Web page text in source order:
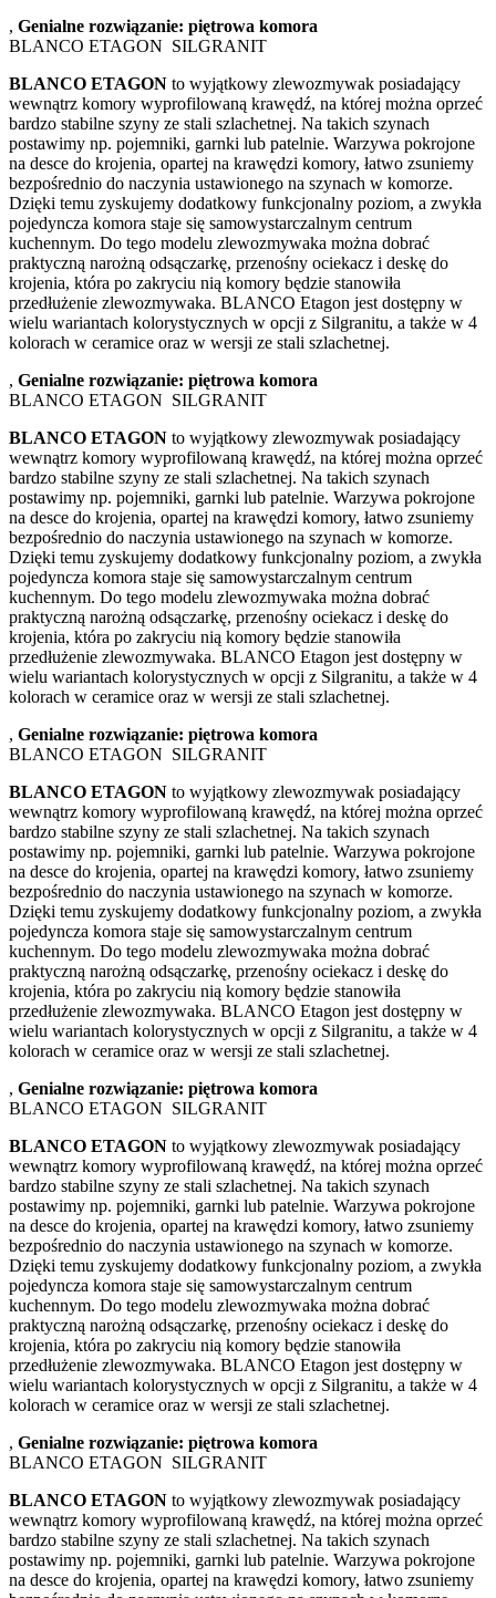
, Genialne rozwiązanie: piętrowa komora
BLANCO ETAGON SILGRANIT
BLANCO ETAGON to wyjątkowy zlewozmywak posiadający
wewnątrz komory wyprofilowaną krawędź, na której można oprzeć
bardzo stabilne szyny ze stali szlachetnej. Na takich szynach
postawimy np. pojemniki, garnki lub patelnie. Warzywa pokrojone
na desce do krojenia, opartej na krawędzi komory, łatwo zsuniemy
bezpośrednio do naczynia ustawionego na szynach w komorze.
Dzięki temu zyskujemy dodatkowy funkcjonalny poziom, a zwykła
pojedyncza komora staje się samowystarczalnym centrum
kuchennym. Do tego modelu zlewozmywaka można dobrać
praktyczną narożną odsączarkę, przenośny ociekacz i deskę do
krojenia, która po zakryciu nią komory będzie stanowiła
przedłużenie zlewozmywaka. BLANCO Etagon jest dostępny w
wielu wariantach kolorystycznych w opcji z Silgranitu, a także w 4
kolorach w ceramice oraz w wersji ze stali szlachetnej.
, Genialne rozwiązanie: piętrowa komora
BLANCO ETAGON SILGRANIT
BLANCO ETAGON to wyjątkowy zlewozmywak posiadający
wewnątrz komory wyprofilowaną krawędź, na której można oprzeć
bardzo stabilne szyny ze stali szlachetnej. Na takich szynach
postawimy np. pojemniki, garnki lub patelnie. Warzywa pokrojone
na desce do krojenia, opartej na krawędzi komory, łatwo zsuniemy
bezpośrednio do naczynia ustawionego na szynach w komorze.
Dzięki temu zyskujemy dodatkowy funkcjonalny poziom, a zwykła
pojedyncza komora staje się samowystarczalnym centrum
kuchennym. Do tego modelu zlewozmywaka można dobrać
praktyczną narożną odsączarkę, przenośny ociekacz i deskę do
krojenia, która po zakryciu nią komory będzie stanowiła
przedłużenie zlewozmywaka. BLANCO Etagon jest dostępny w
wielu wariantach kolorystycznych w opcji z Silgranitu, a także w 4
kolorach w ceramice oraz w wersji ze stali szlachetnej.
, Genialne rozwiązanie: piętrowa komora
BLANCO ETAGON SILGRANIT
BLANCO ETAGON to wyjątkowy zlewozmywak posiadający
wewnątrz komory wyprofilowaną krawędź, na której można oprzeć
bardzo stabilne szyny ze stali szlachetnej. Na takich szynach
postawimy np. pojemniki, garnki lub patelnie. Warzywa pokrojone
na desce do krojenia, opartej na krawędzi komory, łatwo zsuniemy
bezpośrednio do naczynia ustawionego na szynach w komorze.
Dzięki temu zyskujemy dodatkowy funkcjonalny poziom, a zwykła
pojedyncza komora staje się samowystarczalnym centrum
kuchennym. Do tego modelu zlewozmywaka można dobrać
praktyczną narożną odsączarkę, przenośny ociekacz i deskę do
krojenia, która po zakryciu nią komory będzie stanowiła
przedłużenie zlewozmywaka. BLANCO Etagon jest dostępny w
wielu wariantach kolorystycznych w opcji z Silgranitu, a także w 4
kolorach w ceramice oraz w wersji ze stali szlachetnej.
, Genialne rozwiązanie: piętrowa komora
BLANCO ETAGON SILGRANIT
BLANCO ETAGON to wyjątkowy zlewozmywak posiadający
wewnątrz komory wyprofilowaną krawędź, na której można oprzeć
bardzo stabilne szyny ze stali szlachetnej. Na takich szynach
postawimy np. pojemniki, garnki lub patelnie. Warzywa pokrojone
na desce do krojenia, opartej na krawędzi komory, łatwo zsuniemy
bezpośrednio do naczynia ustawionego na szynach w komorze.
Dzięki temu zyskujemy dodatkowy funkcjonalny poziom, a zwykła
pojedyncza komora staje się samowystarczalnym centrum
kuchennym. Do tego modelu zlewozmywaka można dobrać
praktyczną narożną odsączarkę, przenośny ociekacz i deskę do
krojenia, która po zakryciu nią komory będzie stanowiła
przedłużenie zlewozmywaka. BLANCO Etagon jest dostępny w
wielu wariantach kolorystycznych w opcji z Silgranitu, a także w 4
kolorach w ceramice oraz w wersji ze stali szlachetnej.
, Genialne rozwiązanie: piętrowa komora
BLANCO ETAGON SILGRANIT
BLANCO ETAGON to wyjątkowy zlewozmywak posiadający
wewnątrz komory wyprofilowaną krawędź, na której można oprzeć
bardzo stabilne szyny ze stali szlachetnej. Na takich szynach
postawimy np. pojemniki, garnki lub patelnie. Warzywa pokrojone
na desce do krojenia, opartej na krawędzi komory, łatwo zsuniemy